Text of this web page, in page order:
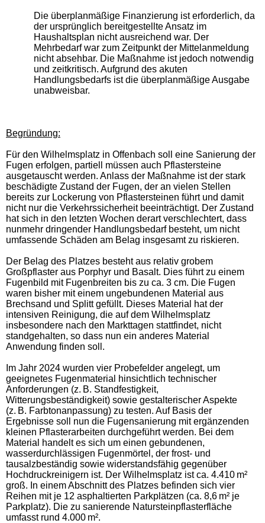
Die überplanmäßige Finanzierung ist erforderlich, da
der ursprünglich bereitgestellte Ansatz im
Haushaltsplan nicht ausreichend war. Der
Mehrbedarf war zum Zeitpunkt der Mittelanmeldung
nicht absehbar. Die Maßnahme ist jedoch notwendig
und zeitkritisch. Aufgrund des akuten
Handlungsbedarfs ist die überplanmäßige Ausgabe
unabweisbar.
Begründung:
Für den Wilhelmsplatz in Offenbach soll eine Sanierung der
Fugen erfolgen, partiell müssen auch Pflastersteine
ausgetauscht werden. Anlass der Maßnahme ist der stark
beschädigte Zustand der Fugen, der an vielen Stellen
bereits zur Lockerung von Pflastersteinen führt und damit
nicht nur die Verkehrssicherheit beeinträchtigt. Der Zustand
hat sich in den letzten Wochen derart verschlechtert, dass
nunmehr dringender Handlungsbedarf besteht, um nicht
umfassende Schäden am Belag insgesamt zu riskieren.
Der Belag des Platzes besteht aus relativ grobem
Großpflaster aus Porphyr und Basalt. Dies führt zu einem
Fugenbild mit Fugenbreiten bis zu ca. 3 cm. Die Fugen
waren bisher mit einem ungebundenen Material aus
Brechsand und Splitt gefüllt. Dieses Material hat der
intensiven Reinigung, die auf dem Wilhelmsplatz
insbesondere nach den Markttagen stattfindet, nicht
standgehalten, so dass nun ein anderes Material
Anwendung finden soll.
Im Jahr 2024 wurden vier Probefelder angelegt, um
geeignetes Fugenmaterial hinsichtlich technischer
Anforderungen (z. B. Standfestigkeit,
Witterungsbeständigkeit) sowie gestalterischer Aspekte
(z. B. Farbtonanpassung) zu testen. Auf Basis der
Ergebnisse soll nun die Fugensanierung mit ergänzenden
kleinen Pflasterarbeiten durchgeführt werden. Bei dem
Material handelt es sich um einen gebundenen,
wasserdurchlässigen Fugenmörtel, der frost- und
tausalzbeständig sowie widerstandsfähig gegenüber
Hochdruckreinigern ist. Der Wilhelmsplatz ist ca. 4.410 m²
groß. In einem Abschnitt des Platzes befinden sich vier
Reihen mit je 12 asphaltierten Parkplätzen (ca. 8,6 m² je
Parkplatz). Die zu sanierende Natursteinpflasterfläche
umfasst rund 4.000 m².